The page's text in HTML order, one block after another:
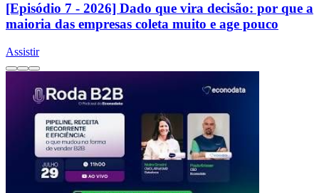
[Episódio 7 - 2026] Dado que vira decisão: por que a
maioria das empresas coleta muito e age pouco
Assistir